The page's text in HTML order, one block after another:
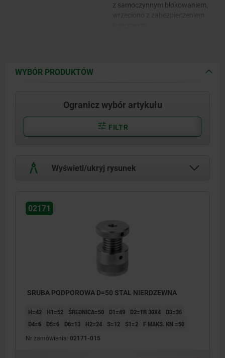
z samoczynnym blokowaniem,
WYBÓR PRODUKTÓW
Ogranicz wybór artykułu
FILTR
Wyświetl/ukryj rysunek
02171
SRUBA PODPOROWA D=50 STAL NIERDZEWNA
H=42 H1=52 ŚREDNICA=50 D1=49 D2=TR 30X4
D3=36
D4=6
D5=6 D6=13 H2=24 S=12 S1=2 F MAKS. KN =50
Nr zamówienia: 02171-015